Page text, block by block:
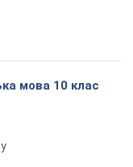
мова 10 клас